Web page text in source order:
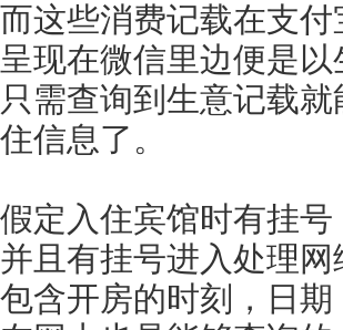
而这些消费记载在支
呈现在微信里边便是
只需查询到生意记载
住信息了。
假定入住宾馆时有挂号
并且有挂号进入处理
包含开房的时刻，日